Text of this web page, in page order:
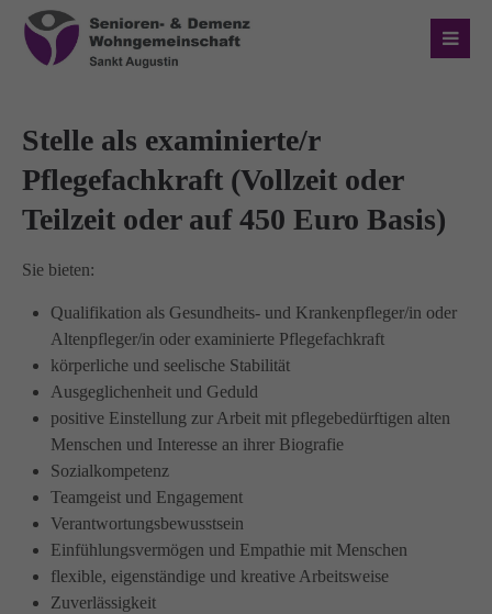
Login
Passwort
Anmelden
Über uns
Wir haben uns als ambulanter Pflegedienst auf
Wohngemeinschaften für Senioren spezialisiert. Mit der
das wirGUTES
tun.
Stelle als examinierte/r
Pflegefachkraft (Vollzeit oder
Teilzeit oder auf 450 Euro Basis)
Sie bieten:
Qualifikation als Gesundheits- und Krankenpfleger/in oder
Altenpfleger/in oder examinierte Pflegefachkraft
körperliche und seelische Stabilität
Ausgeglichenheit und Geduld
positive Einstellung zur Arbeit mit pflegebedürftigen alten
Menschen und Interesse an ihrer Biografie
Sozialkompetenz
Teamgeist und Engagement
Verantwortungsbewusstsein
Einfühlungsvermögen und Empathie mit Menschen
flexible, eigenständige und kreative Arbeitsweise
Zuverlässigkeit